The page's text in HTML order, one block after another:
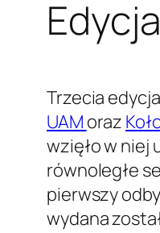
Trzecia
UAM oraz
wzięło w niej
równoległe
pierwszy
wydana